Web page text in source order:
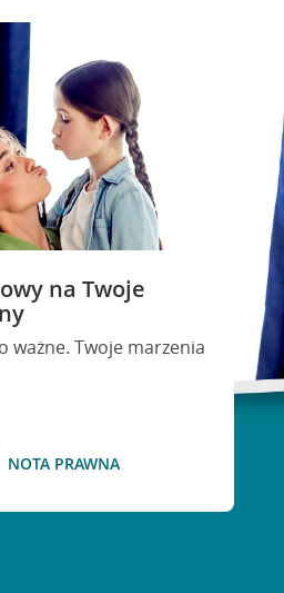
na Twoje
ważne. Twoje marzenia
NOTA PRAWNA